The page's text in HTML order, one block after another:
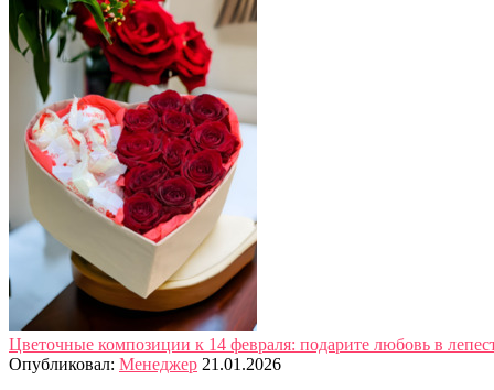
Цветочные композиции к 14 февраля: подарите любовь в
Опубликовал: Менеджер 21.01.2026